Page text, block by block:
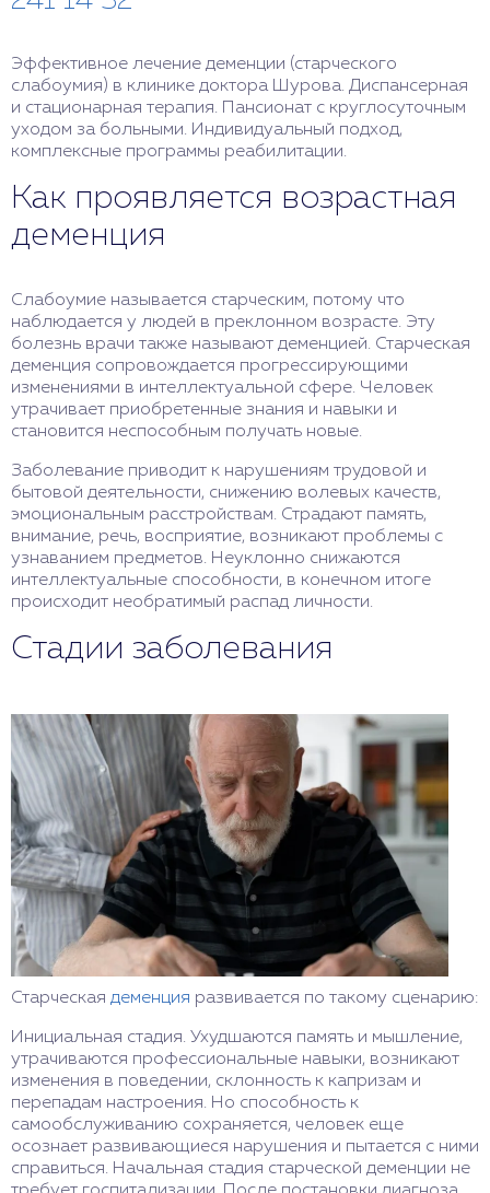
Эффективное лечение деменции (старческого
слабоумия) в клинике доктора Шурова. Диспансерная
и стационарная терапия. Пансионат с круглосуточным
уходом за больными. Индивидуальный подход,
комплексные программы реабилитации.
Как проявляется возрастная
деменция
Слабоумие называется старческим, потому что
наблюдается у людей в преклонном возрасте. Эту
болезнь врачи также называют деменцией. Старческая
деменция сопровождается прогрессирующими
изменениями в интеллектуальной сфере. Человек
утрачивает приобретенные знания и навыки и
становится неспособным получать новые.
Заболевание приводит к нарушениям трудовой и
бытовой деятельности, снижению волевых качеств,
эмоциональным расстройствам. Страдают память,
внимание, речь, восприятие, возникают проблемы с
узнаванием предметов. Неуклонно снижаются
интеллектуальные способности, в конечном итоге
происходит необратимый распад личности.
Стадии заболевания
Старческая деменция развивается по такому сценарию:
Инициальная стадия. Ухудшаются память и мышление,
утрачиваются профессиональные навыки, возникают
изменения в поведении, склонность к капризам и
перепадам настроения. Но способность к
самообслуживанию сохраняется, человек еще
осознает развивающиеся нарушения и пытается с ними
справиться. Начальная стадия старческой деменции не